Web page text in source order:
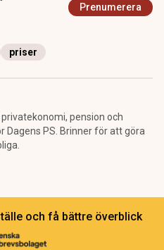
Prenumerera
priser
pension och
Dagens PS. Brinner för att göra
och få bättre överblick